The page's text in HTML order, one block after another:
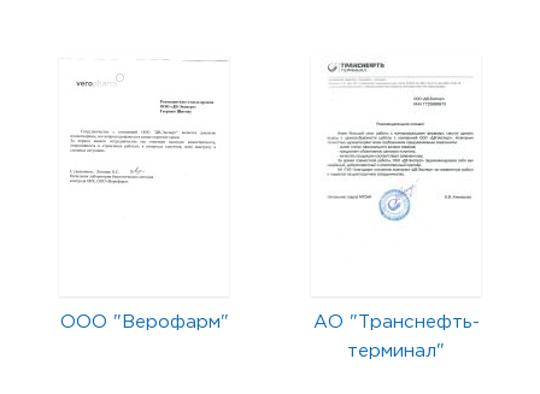
ООО "Верофарм"
АО "Транснефть-
терминал"